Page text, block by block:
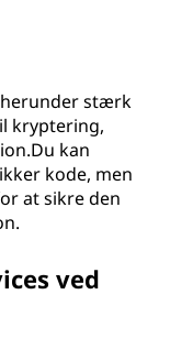
herunder stærk
kryptering,
kan
kode, men
at sikre den
ved